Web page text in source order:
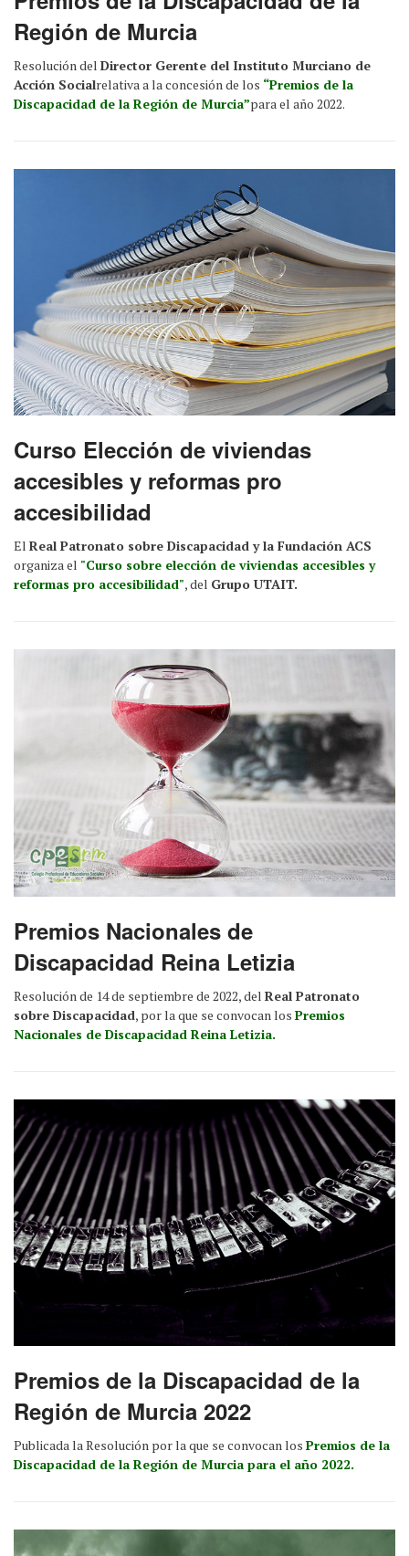
Región de Murcia
Resolución del Director Gerente del Instituto Murciano de
Acción Socialrelativa a la concesión de los “Premios de la
Discapacidad de la Región de Murcia”para el año 2022.
Curso Elección de viviendas
accesibles y reformas pro
accesibilidad
El Real Patronato sobre Discapacidad y la Fundación ACS
organiza el "Curso sobre elección de viviendas accesibles y
reformas pro accesibilidad", del Grupo UTAIT.
Premios Nacionales de
Discapacidad Reina Letizia
Resolución de 14 de septiembre de 2022, del Real Patronato
sobre Discapacidad, por la que se convocan los Premios
Nacionales de Discapacidad Reina Letizia.
Premios de la Discapacidad de la
Región de Murcia 2022
Publicada la Resolución por la que se convocan los Premios de la
Discapacidad de la Región de Murcia para el año 2022.